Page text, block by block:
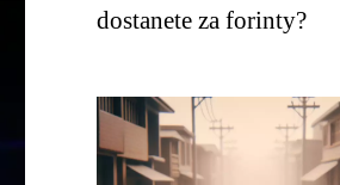
dostanete za forinty?